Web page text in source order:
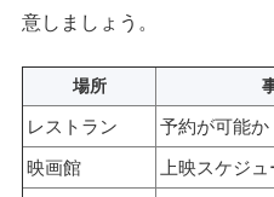
意しましょう。
場所
レストラン
予約が可能
映画館
上映スケジ